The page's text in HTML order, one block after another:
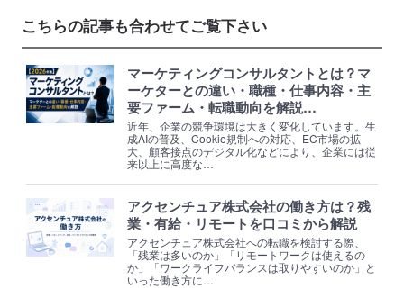
こちらの記事も合わせてご覧下さい
マーケティングコンサルタントとは？マ
ーケターとの違い・職種・仕事内容・主
要ファーム・転職動向を解説…
近年、企業の競争環境は大きく変化しています。生
成AIの普及、Cookie規制への対応、EC市場の拡
大、顧客接点のデジタル化などにより、企業には従
来以上に高度な…
アクセンチュア株式会社の働き方は？残
業・有給・リモートを口コミから解説
アクセンチュア株式会社への転職を検討する際、
「残業は多いのか」「リモートワークは使えるの
か」「ワークライフバランスは取りやすいのか」と
いった働き方に…